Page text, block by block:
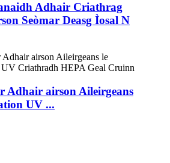
Adhair Criathrag
Seòmar Deasg Ìosal N
Adhair airson Aileirgeans
UV ...